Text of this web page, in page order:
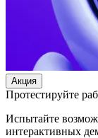
Акция
Протестируйте
Испытайте
интерактивных